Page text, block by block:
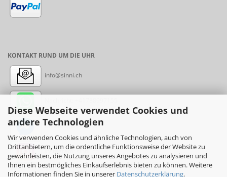
Diese Webseite verwendet Cookies und
andere Technologien
Wir verwenden Cookies und ähnliche Technologien, auch von
Drittanbietern, um die ordentliche Funktionsweise der Website zu
gewährleisten, die Nutzung unseres Angebotes zu analysieren und
Ihnen ein bestmögliches Einkaufserlebnis bieten zu können. Weitere
Informationen finden Sie in unserer Datenschutzerklärung.
KONTAKT RUND UM DIE UHR
info@sinni.ch
Messenger: sinni.ch
Instagram: sinni_ch